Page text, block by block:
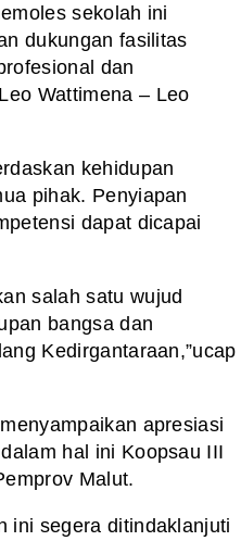
sekolah ini
dukungan fasilitas
dan
Wattimena – Leo
kehidupan
pihak. Penyiapan
dapat dicapai
salah satu wujud
bangsa dan
Kedirgantaraan,”ucap
apresiasi
hal ini Koopsau III
Malut.
ini segera ditindaklanjuti